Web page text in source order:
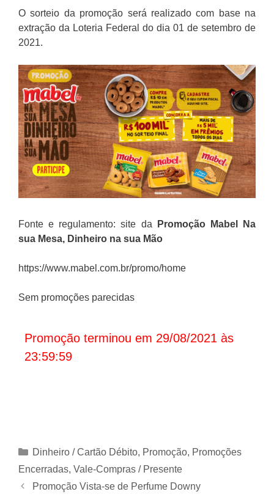
O sorteio da promoção será realizado com base na
extração da Loteria Federal do dia 01 de setembro de
2021.
Fonte e regulamento: site da Promoção
Mabel Na
sua Mesa, Dinheiro na sua Mão
https://www.mabel.com.br/promo/home
Sem promoções parecidas
Promoção terminou em 29/08/2021 às
23:59:59
Categorias
Dinheiro / Cartão Débito, Promoção, Promoções
Encerradas, Vale-Compras / Presente
Promoção Vista-se de Perfume Downy